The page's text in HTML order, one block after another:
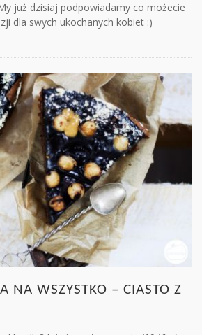
już dzisiaj podpowiadamy co możecie
dla swych ukochanych kobiet :)
NA WSZYSTKO – CIASTO Z